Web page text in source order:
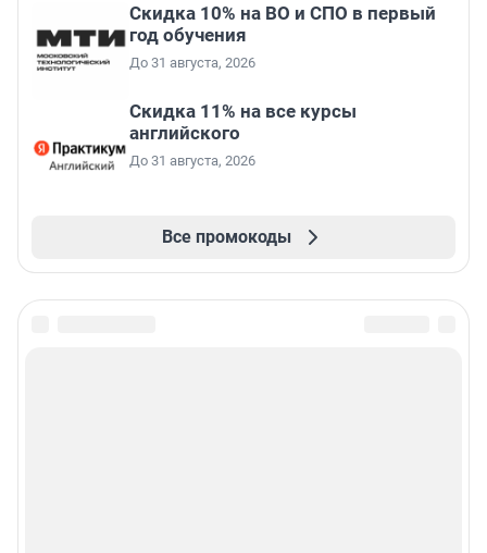
Скидка 10% на ВО и СПО в первый
год обучения
До 31 августа, 2026
Скидка 11% на все курсы
английского
До 31 августа, 2026
Все промокоды